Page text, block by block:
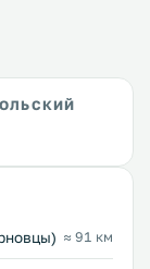
≈ 91 км